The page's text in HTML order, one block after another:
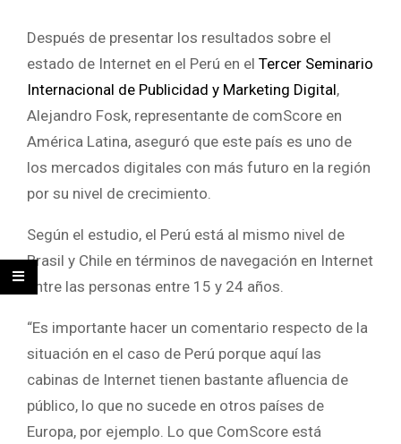
Después de presentar los resultados sobre el
estado de Internet en el Perú en el Tercer Seminario
Internacional de Publicidad y Marketing Digital,
Alejandro Fosk, representante de comScore en
América Latina, aseguró que este país es uno de
los mercados digitales con más futuro en la región
por su nivel de crecimiento.
Según el estudio, el Perú está al mismo nivel de
Brasil y Chile en términos de navegación en Internet
entre las personas entre 15 y 24 años.
“Es importante hacer un comentario respecto de la
situación en el caso de Perú porque aquí las
cabinas de Internet tienen bastante afluencia de
público, lo que no sucede en otros países de
Europa, por ejemplo. Lo que ComScore está